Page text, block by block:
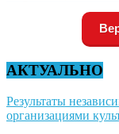
АКТУАЛЬНО
Результаты
организациями